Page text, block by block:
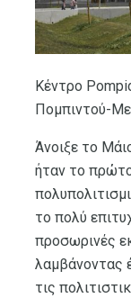
Κέντρο
Πομπιντού-
Άνοιξε το
ήταν το
το πολύ
προσωρινές
λαμβάνοντας
τις